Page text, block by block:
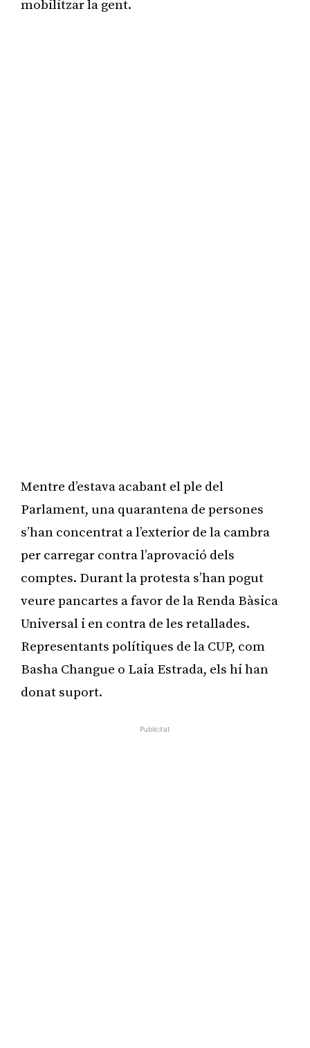
mobilitzar la gent.
Mentre d’estava acabant el ple del
Parlament, una quarantena de persones
s’han concentrat a l’exterior de la cambra
per carregar contra l’aprovació dels
comptes. Durant la protesta s’han pogut
veure pancartes a favor de la Renda Bàsica
Universal i en contra de les retallades.
Representants polítiques de la CUP, com
Basha Changue o Laia Estrada, els hi han
donat suport.
Publicitat